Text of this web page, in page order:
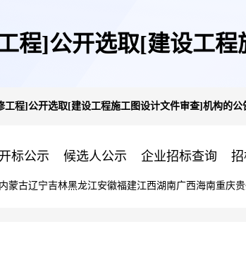
程]公开选取[建设工
工程]公开选取[建设工程施工图设计文件审查]机构的公
开标公示 候选人公示 企业招标查询
内蒙古辽宁吉林黑龙江安徽福建江西湖南广西海南重庆贵